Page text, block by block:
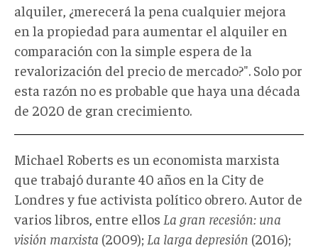
alquiler, ¿merecerá la pena cualquier mejora
en la propiedad para aumentar el alquiler en
comparación con la simple espera de la
revalorización del precio de mercado?". Solo por
esta razón no es probable que haya una década
de 2020 de gran crecimiento.
Michael Roberts es un economista marxista
que trabajó durante 40 años en la City de
Londres y fue activista político obrero. Autor de
varios libros, entre ellos La gran recesión: una
visión marxista (2009); La larga depresión (2016);